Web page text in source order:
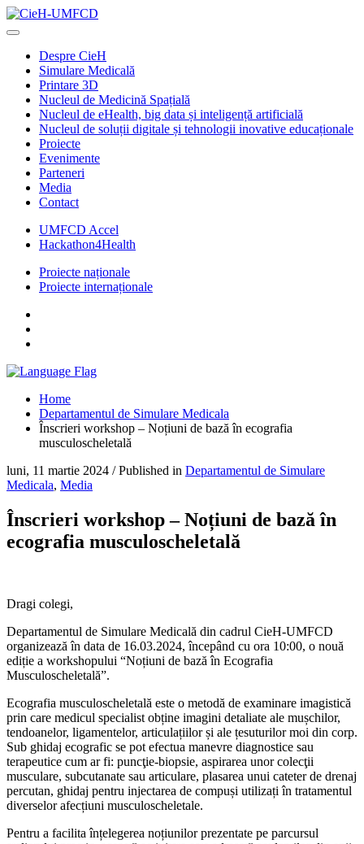
Despre CieH
Simulare Medicală
Printare 3D
Nucleul de Medicină Spațială
Nucleul de eHealth, big data și inteligență artificială
Nucleul de soluții digitale și tehnologii inovative educaționale
Proiecte
Evenimente
Parteneri
Media
Contact
UMFCD Accel
Hackathon4Health
Proiecte naționale
Proiecte internaționale
Home
Departamentul de Simulare Medicala
Înscrieri workshop – Noțiuni de bază în ecografia
musculoscheletală
luni, 11 martie 2024 /Published in Departamentul de Simulare
Medicala, Media
Înscrieri workshop – Noțiuni de bază în
ecografia musculoscheletală
Dragi colegi,
Departamentul de Simulare Medicală din cadrul CieH-UMFCD
organizează în data de 16.03.2024, începând cu ora 10:00, o nouă
ediție a workshopului “Noțiuni de bază în Ecografia
Musculoscheletală”.
Ecografia musculoscheletală este o metodă de examinare imagistică
prin care medicul specialist obține imagini detaliate ale mușchilor,
tendoanelor, ligamentelor, articulațiilor și ale țesuturilor moi din corp.
Sub ghidaj ecografic se pot efectua manevre diagnostice sau
terapeutice cum ar fi: puncţie-biopsie, aspirarea unor colecţii
musculare, subcutanate sau articulare, plasarea unui cateter de drenaj
percutan, ghidaj pentru injectarea de compuși utilizați în tratamentul
diverselor afecțiuni musculoscheletale.
Pentru a facilita înțelegerea noțiunilor prezentate pe parcursul